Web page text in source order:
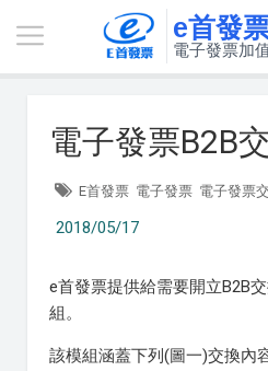
e首發
電子發票加
電子發票B2B
E首發票 電子發票 電子發票
2018/05/17
e首發票提供給需要開立B2B
組。
該模組涵蓋下列(圖一)交換內